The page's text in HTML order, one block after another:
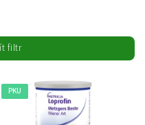
filtr
PKU